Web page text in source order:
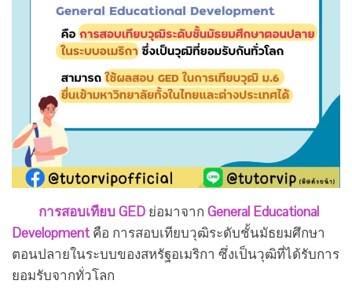
การสอบเทียบ GED ย่อมาจาก General Educational
Development คือ การสอบเทียบวุฒิระดับชั้นมัธยมศึกษา
ตอนปลายในระบบของสหรัฐอเมริกา ซึ่งเป็นวุฒิที่ได้รับการ
ยอมรับจากทั่วโลก